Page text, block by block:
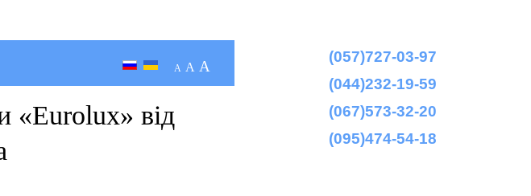
A A A
«Eurolux» від
(057)727-03-97
(044)232-19-59
(067)573-32-20
(095)474-54-18